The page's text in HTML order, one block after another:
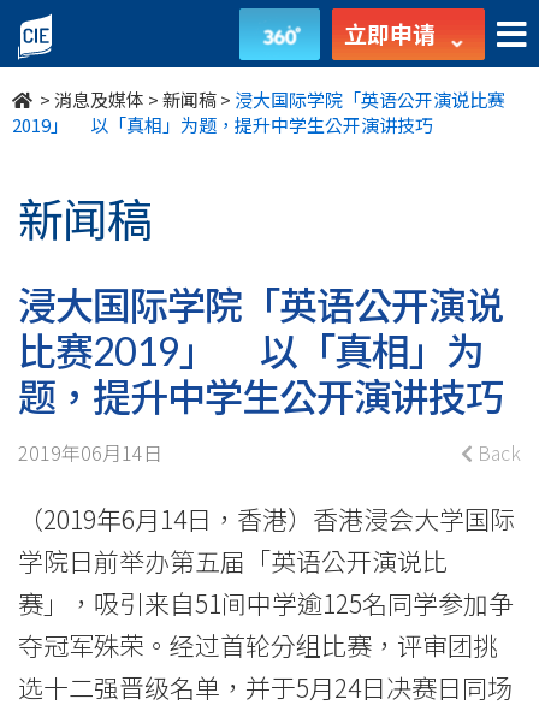
浸
大
国
学
院
「英
语
公
演
说
比
立即申请
>消息及媒体 >新闻稿> 浸大国际学院「英语公开演说比赛
2019」 以「真相」为题，提升中学生公开演讲技巧
新闻稿
浸大国际学院「英语公开演说
比赛2019」 以「真相」为
题，提升中学生公开演讲技巧
2019年06月14日 Back
（2019年6月14日，香港）香港浸会大学国际
学院日前举办第五届「英语公开演说比
赛」，吸引来自51间中学逾125名同学参加争
夺冠军殊荣。经过首轮分组比赛，评审团挑
选十二强晋级名单，并于5月24日决赛日同场